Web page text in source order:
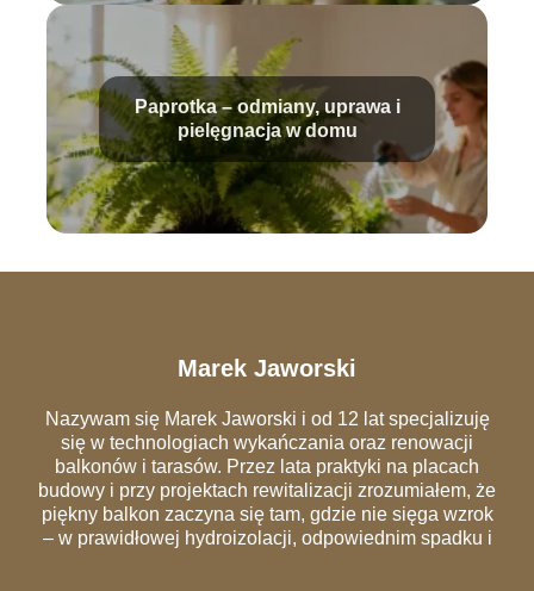
Paprotka – odmiany, uprawa i
pielęgnacja w domu
Marek Jaworski
Nazywam się Marek Jaworski i od 12 lat specjalizuję
się w technologiach wykańczania oraz renowacji
balkonów i tarasów. Przez lata praktyki na placach
budowy i przy projektach rewitalizacji zrozumiałem, że
piękny balkon zaczyna się tam, gdzie nie sięga wzrok
– w prawidłowej hydroizolacji, odpowiednim spadku i